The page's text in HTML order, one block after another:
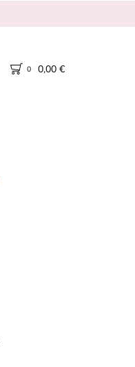
0 0,00 €